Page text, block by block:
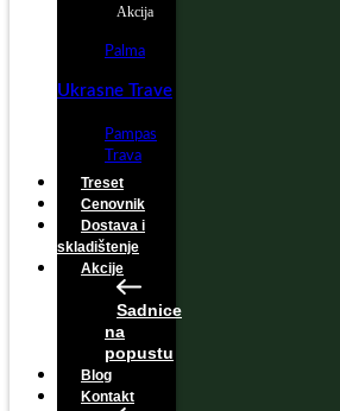
Akcija
Palma
Ukrasne Trave
Pampas
Trava
Treset
Cenovnik
Dostava i
skladištenje
Akcije
Sadnice
na
popustu
Blog
Kontakt